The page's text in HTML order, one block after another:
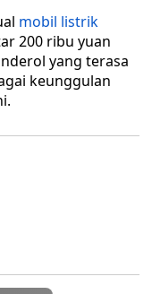
mobil listrik
200 ribu yuan
yang terasa
keunggulan